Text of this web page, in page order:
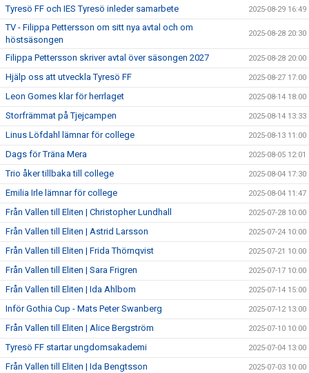
Tyresö FF och IES Tyresö inleder samarbete 2025-08-29 16:49
TV - Filippa Pettersson om sitt nya avtal och om
höstsäsongen
2025-08-28 20:30
Filippa Pettersson skriver avtal över säsongen 2027 2025-08-28 20:00
Hjälp oss att utveckla Tyresö FF 2025-08-27 17:00
Leon Gomes klar för herrlaget 2025-08-14 18:00
Storfrämmat på Tjejcampen 2025-08-14 13:33
Linus Löfdahl lämnar för college 2025-08-13 11:00
Dags för Träna Mera 2025-08-05 12:01
Trio åker tillbaka till college 2025-08-04 17:30
Emilia Irle lämnar för college 2025-08-04 11:47
Från Vallen till Eliten | Christopher Lundhall 2025-07-28 10:00
Från Vallen till Eliten | Astrid Larsson 2025-07-24 10:00
Från Vallen till Eliten | Frida Thörnqvist 2025-07-21 10:00
Från Vallen till Eliten | Sara Frigren 2025-07-17 10:00
Från Vallen till Eliten | Ida Ahlbom 2025-07-14 15:00
Inför Gothia Cup - Mats Peter Swanberg 2025-07-12 13:00
Från Vallen till Eliten | Alice Bergström 2025-07-10 10:00
Tyresö FF startar ungdomsakademi 2025-07-04 13:00
Från Vallen till Eliten | Ida Bengtsson 2025-07-03 10:00